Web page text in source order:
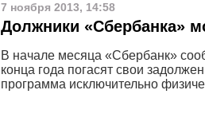
7 ноября 2013, 14:58
Должники «Сбербанка»
В начале месяца «Сбербанк»
конца года погасят свои
программа исключительно